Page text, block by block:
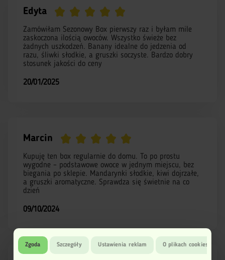
Zgoda Szczegóły Ustawienia reklam O plikach cookies
Edyta
Zamówiłam Sezonowy Box pierwszy raz i byłam mile
zaskoczona ilością owoców. Wszystko świeże bez
żadnych uszkodzeń. Banany idealne do jedzenia od
razu, śliwki słodkie, a gruszki soczyste. Bardzo dobry
stosunek jakości do ceny
20/01/2025
Marcin
Kupuję ten box regularnie do domu. To po prostu
wygodne – podstawowe owoce w jednym miejscu, bez
biegania po sklepie. Mandarynki słodkie, kiwi dojrzałe,
a gruszki aromatyczne. Sprawdza się świetnie na co
dzień
09/10/2024